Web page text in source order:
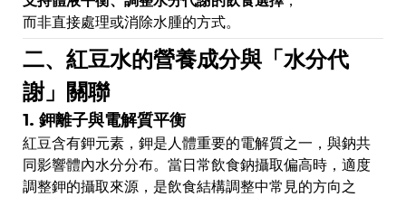
而非直接處理或消除水腫的方式。
二、紅豆水的營養成分與「水分代
謝」關聯
1. 鉀離子與電解質平衡
紅豆含有鉀元素，鉀是人體重要的電解質之一，與鈉共
同影響體內水分分布。當日常飲食鈉攝取偏高時，適度
調整鉀的攝取來源，是飲食結構調整中常見的方向之